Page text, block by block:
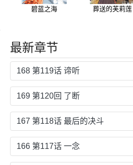
碧蓝之海 葬送的芙莉莲
最新章节
168 第119话 谛听
169 第120回 了断
167 第118话 最后的决斗
166 第117话 一念